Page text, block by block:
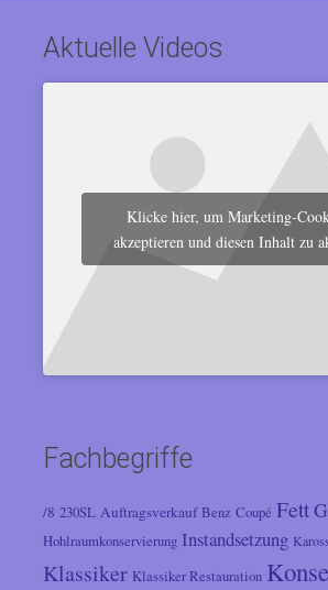
Aktuelle Videos
Klicke hier, um Marketing-
akzeptieren und diesen Inhalt zu
Fachbegriffe
/8 230SL Auftragsverkauf Benz Coupé Fett
Hohlraumkonservierung Instandsetzung
Klassiker Klassiker Restauration